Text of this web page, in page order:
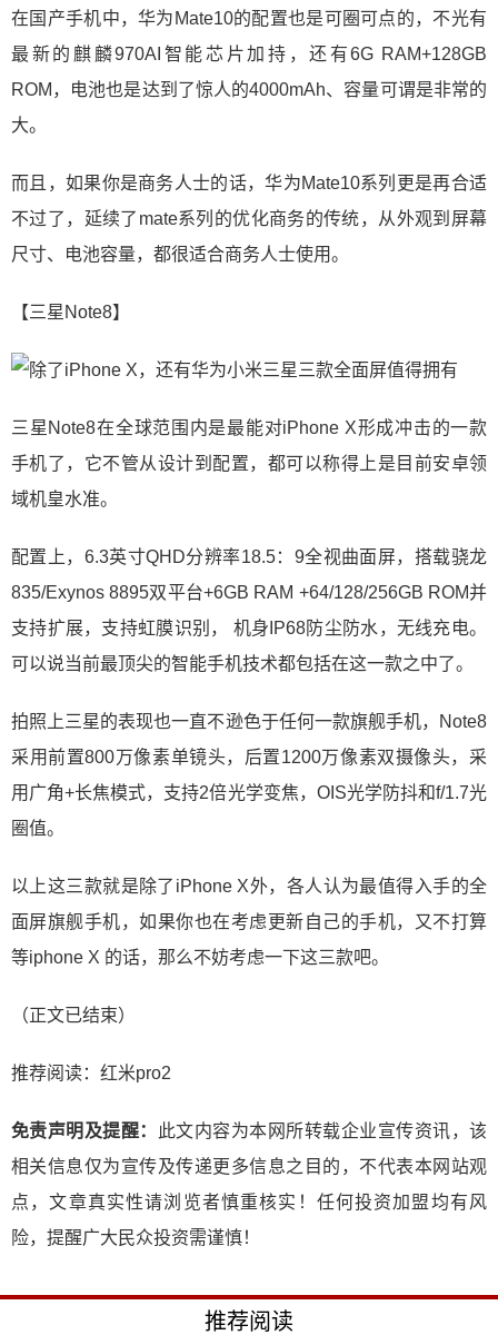
在国产手机中，华为Mate10的配置也是可圈可点的，不光有
最新的麒麟970AI智能芯片加持，还有6G RAM+128GB
ROM，电池也是达到了惊人的4000mAh、容量可谓是非常的
大。
而且，如果你是商务人士的话，华为Mate10系列更是再合适
不过了，延续了mate系列的优化商务的传统，从外观到屏幕
尺寸、电池容量，都很适合商务人士使用。
【三星Note8】
三星Note8在全球范围内是最能对iPhone X形成冲击的一款
手机了，它不管从设计到配置，都可以称得上是目前安卓领
域机皇水准。
配置上，6.3英寸QHD分辨率18.5：9全视曲面屏，搭载骁龙
835/Exynos 8895双平台+6GB RAM +64/128/256GB ROM并
支持扩展，支持虹膜识别， 机身IP68防尘防水，无线充电。
可以说当前最顶尖的智能手机技术都包括在这一款之中了。
拍照上三星的表现也一直不逊色于任何一款旗舰手机，Note8
采用前置800万像素单镜头，后置1200万像素双摄像头，采
用广角+长焦模式，支持2倍光学变焦，OIS光学防抖和f/1.7光
圈值。
以上这三款就是除了iPhone X外，各人认为最值得入手的全
面屏旗舰手机，如果你也在考虑更新自己的手机，又不打算
等iphone X 的话，那么不妨考虑一下这三款吧。
（正文已结束）
推荐阅读： 红米pro2
免责声明及提醒：
此文内容为本网所转载企业宣传资讯，该
相关信息仅为宣传及传递更多信息之目的，不代表本网站观
点，文章真实性请浏览者慎重核实！任何投资加盟均有风
险，提醒广大民众投资需谨慎！
推荐阅读